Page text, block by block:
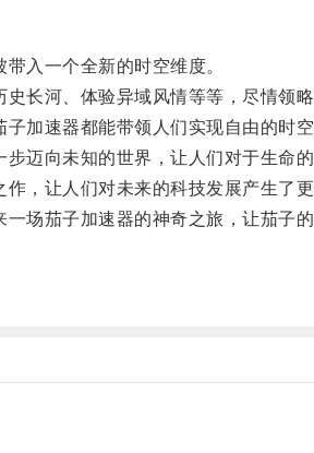
入一个全新的时空维度。
河、体验异域风情等等，尽情领略
速器都能带领人们实现自由的时空
向未知的世界，让人们对于生命的
让人们对未来的科技发展产生了更
茄子加速器的神奇之旅，让茄子的